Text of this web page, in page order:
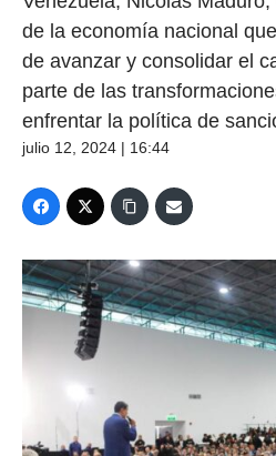
de la economía nacional
de avanzar y consolidar el
parte de las
enfrentar la política de
julio 12, 2024 | 16:44